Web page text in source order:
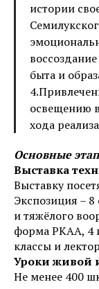
истории
быта и
освещению
хода
Основные
Выставка
Выставку
Экспозиция –
и тяжёлого
форма РКАА, 4
классы и
Уроки живой
Не менее 400